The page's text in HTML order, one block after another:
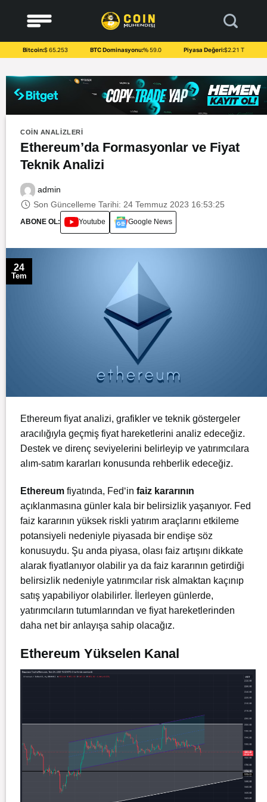
content
Bitcoin:$ 65.253 BTC Dominasyonu:% 59.0 Piyasa Değeri:$2.21 T
COIN ANALIZLERI
Ethereum’da Formasyonlar ve Fiyat
Teknik Analizi
admin
Son Güncelleme Tarihi: 24 Temmuz 2023 16:53:25
ABONE OL: Youtube Google News
24
Tem
Ethereum fiyat analizi, grafikler ve teknik göstergeler
aracılığıyla geçmiş fiyat hareketlerini analiz edeceğiz.
Destek ve direnç seviyelerini belirleyip ve yatırımcılara
alım-satım kararları konusunda rehberlik edeceğiz.
Ethereum fiyatında, Fed‘in faiz kararının
açıklanmasına günler kala bir belirsizlik yaşanıyor. Fed
faiz kararının yüksek riskli yatırım araçlarını etkileme
potansiyeli nedeniyle piyasada bir endişe söz
konusuydu. Şu anda piyasa, olası faiz artışını dikkate
alarak fiyatlanıyor olabilir ya da faiz kararının getirdiği
belirsizlik nedeniyle yatırımcılar risk almaktan kaçınıp
satış yapabiliyor olabilirler. İlerleyen günlerde,
yatırımcıların tutumlarından ve fiyat hareketlerinden
daha net bir anlayışa sahip olacağız.
Ethereum Yükselen Kanal